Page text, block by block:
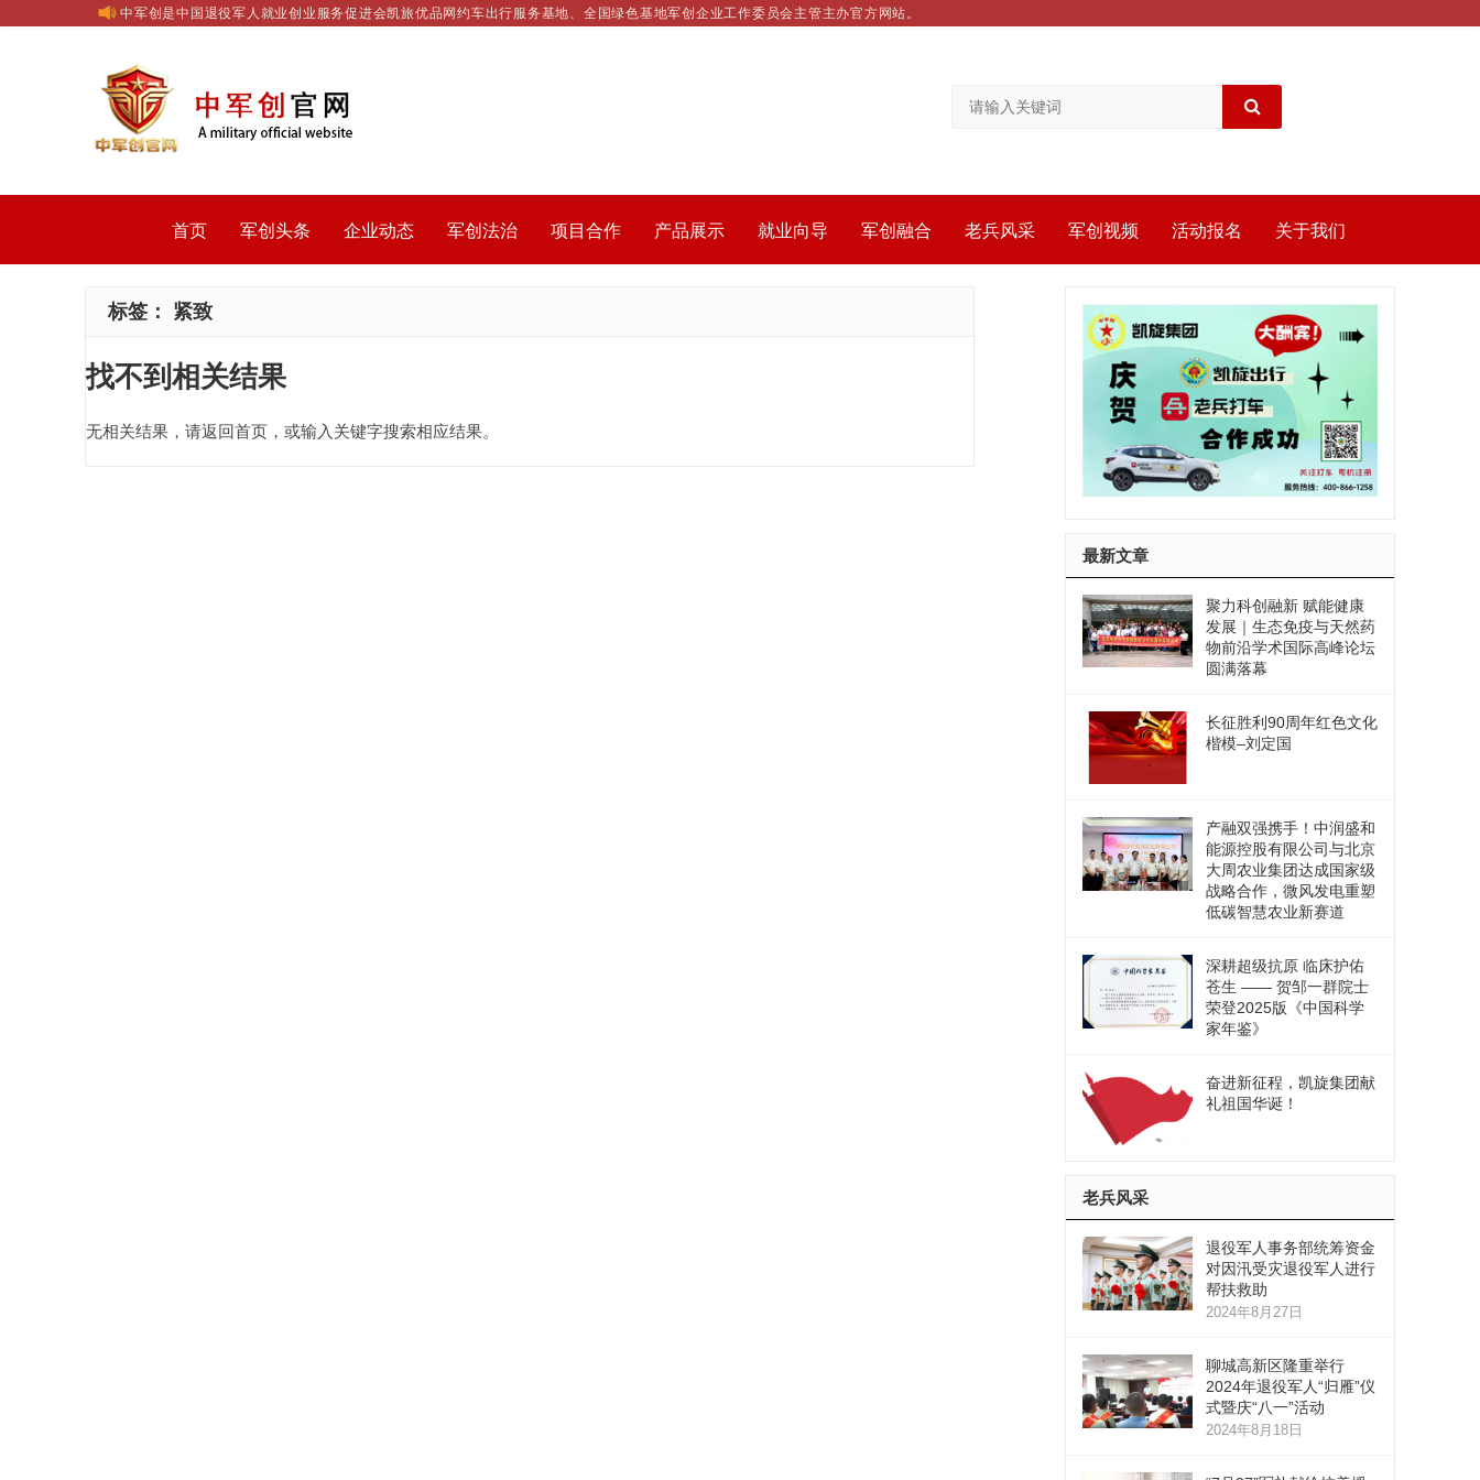
中军创是中国退役军人就业创业服务促进会凯旅优品网约车出行服务基地、全国绿色基地军创企业工作委员会主管主办官方网站。
首页 军创头条 企业动态 军创法治 项目合作 产品展示 就业向导 军创融合 老兵风采 军创视频 活动报名 关于我们
标签： 紧致
找不到相关结果
无相关结果，请返回首页，或输入关键字搜索相应结果。
最新文章
聚力科创融新 赋能健康
发展｜生态免疫与天然药
物前沿学术国际高峰论坛
圆满落幕
长征胜利90周年红色文化
楷模–刘定国
产融双强携手！中润盛和
能源控股有限公司与北京
大周农业集团达成国家级
战略合作，微风发电重塑
低碳智慧农业新赛道
深耕超级抗原 临床护佑
苍生 —— 贺邹一群院士
荣登2025版《中国科学
家年鉴》
奋进新征程，凯旋集团献
礼祖国华诞！
老兵风采
退役军人事务部统筹资金
对因汛受灾退役军人进行
帮扶救助
2024年8月27日
聊城高新区隆重举行
2024年退役军人“归雁”仪
式暨庆“八一”活动
2024年8月18日